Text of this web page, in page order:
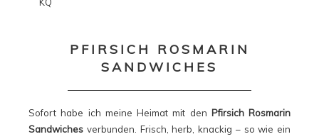
PFIRSICH ROSMARIN
SANDWICHES
Sofort habe ich meine Heimat mit den Pfirsich Rosmarin
Sandwiches verbunden. Frisch, herb, knackig – so wie ein